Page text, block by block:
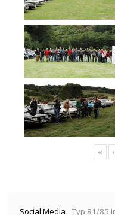
« ‹
Social Media Typ 81/85